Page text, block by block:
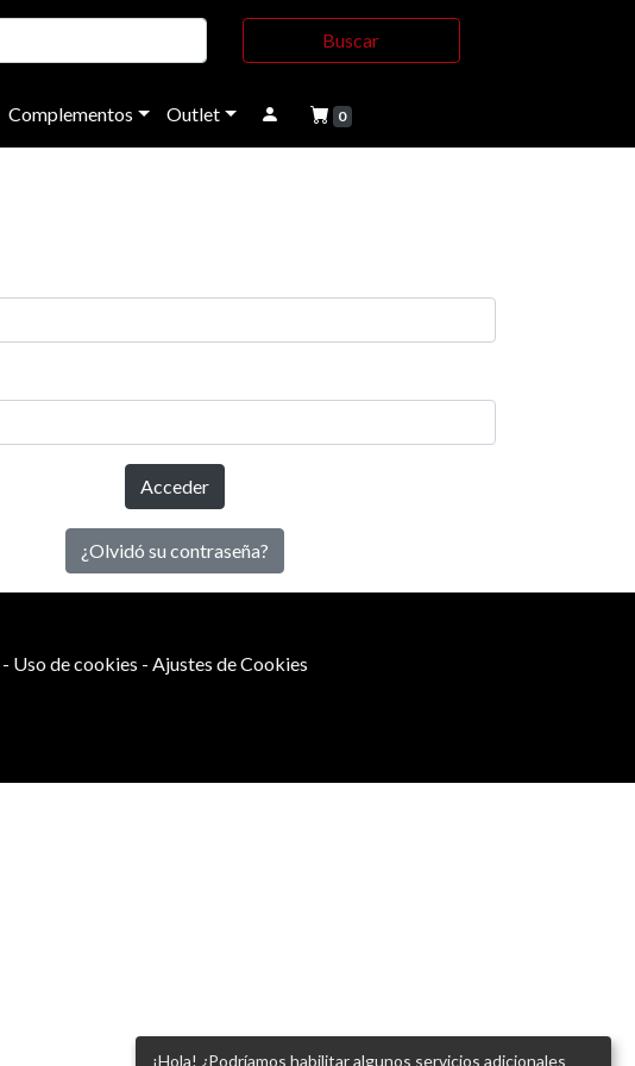
Buscar
Complementos Outlet 0
Acceder
¿Olvidó su contraseña?
- Uso de cookies - Ajustes de Cookies
¡Hola! ¿Podríamos habilitar algunos servicios adicionales